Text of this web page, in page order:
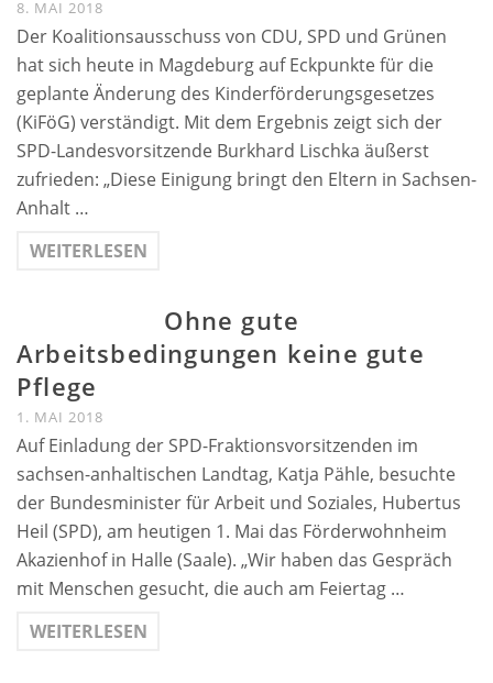
8. MAI 2018
Der Koalitionsausschuss von CDU, SPD und Grünen
hat sich heute in Magdeburg auf Eckpunkte für die
geplante Änderung des Kinderförderungsgesetzes
(KiFöG) verständigt. Mit dem Ergebnis zeigt sich der
SPD-Landesvorsitzende Burkhard Lischka äußerst
zufrieden: „Diese Einigung bringt den Eltern in Sachsen-
Anhalt …
WEITERLESEN
Ohne gute
Arbeitsbedingungen keine gute
Pflege
1. MAI 2018
Auf Einladung der SPD-Fraktionsvorsitzenden im
sachsen-anhaltischen Landtag, Katja Pähle, besuchte
der Bundesminister für Arbeit und Soziales, Hubertus
Heil (SPD), am heutigen 1. Mai das Förderwohnheim
Akazienhof in Halle (Saale). „Wir haben das Gespräch
mit Menschen gesucht, die auch am Feiertag …
WEITERLESEN